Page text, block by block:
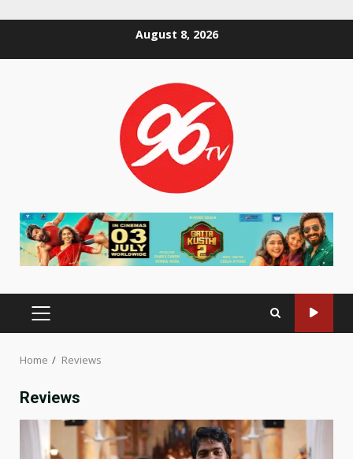
August 8, 2026
PRIMARY
MENU
Home Reviews
Reviews